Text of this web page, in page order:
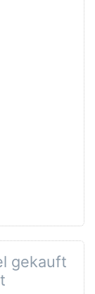
gekauft